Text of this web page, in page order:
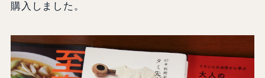
購入しました。